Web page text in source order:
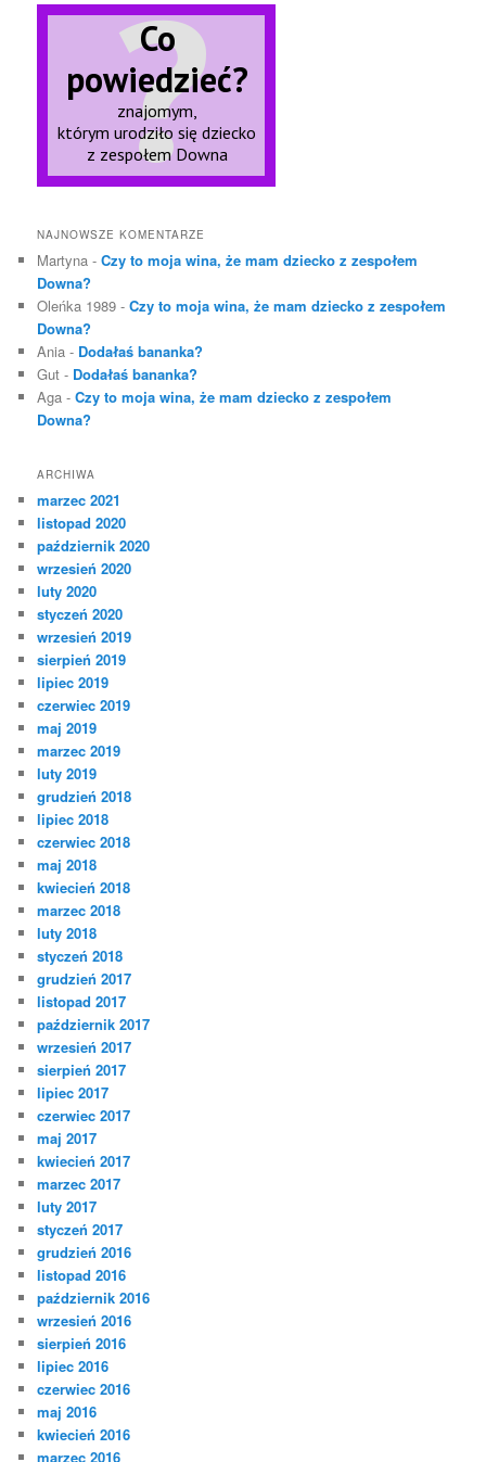
NAJNOWSZE KOMENTARZE
Martyna -Czy to moja wina, że mam dziecko z zespołem
Downa?
Oleńka 1989 -Czy to moja wina, że mam dziecko z zespołem
Downa?
Ania - Dodałaś bananka?
Gut - Dodałaś bananka?
Aga -Czy to moja wina, że mam dziecko z zespołem
Downa?
ARCHIWA
marzec 2021
listopad 2020
październik 2020
wrzesień 2020
luty 2020
styczeń 2020
wrzesień 2019
sierpień 2019
lipiec 2019
czerwiec 2019
maj 2019
marzec 2019
luty 2019
grudzień 2018
lipiec 2018
czerwiec 2018
maj 2018
kwiecień 2018
marzec 2018
luty 2018
styczeń 2018
grudzień 2017
listopad 2017
październik 2017
wrzesień 2017
sierpień 2017
lipiec 2017
czerwiec 2017
maj 2017
kwiecień 2017
marzec 2017
luty 2017
styczeń 2017
grudzień 2016
listopad 2016
październik 2016
wrzesień 2016
sierpień 2016
lipiec 2016
czerwiec 2016
maj 2016
kwiecień 2016
marzec 2016